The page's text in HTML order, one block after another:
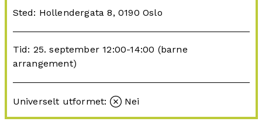
Sted: Hollendergata 8, 0190 Oslo
Tid: 25. september 12:00-14:00 (barne
arrangement)
Universelt utformet: Nei